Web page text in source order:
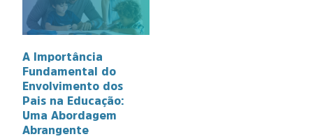
A Importância
Fundamental do
Envolvimento dos
Pais na Educação:
Uma Abordagem
Abrangente